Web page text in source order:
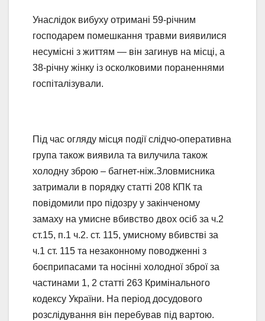
Унаслідок вибуху отримані 59-річним
господарем помешкання травми виявилися
несумісні з життям — він загинув на місці, а
38-річну жінку із осколковими пораненнями
госпіталізували.
Під час огляду місця події слідчо-оперативна
група також виявила та вилучила також
холодну зброю – багнет-ніж.Зловмисника
затримали в порядку статті 208 КПК та
повідомили про підозру у закінченому
замаху на умисне вбивство двох осіб за ч.2
ст.15, п.1 ч.2. ст. 115, умисному вбивстві за
ч.1 ст. 115 та незаконному поводженні з
боєприпасами та носінні холодної зброї за
частинами 1, 2 статті 263 Кримінального
кодексу України. На період досудового
розслідування він перебував під вартою.